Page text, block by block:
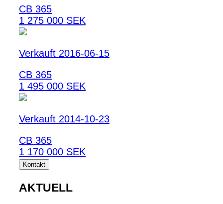
CB 365
1 275 000 SEK
Verkauft 2016-06-15
CB 365
1 495 000 SEK
Verkauft 2014-10-23
CB 365
1 170 000 SEK
Kontakt
AKTUELL